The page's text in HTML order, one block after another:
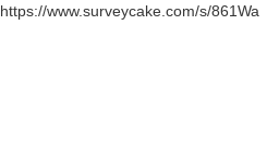
https://www.surveycake.com/s/861Wa